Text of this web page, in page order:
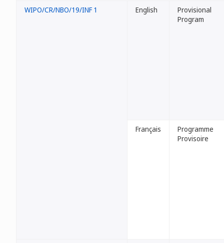
WIPO/CR/NBO/19/INF 1 English
Provisional
Program
Français
Programme
Provisoire